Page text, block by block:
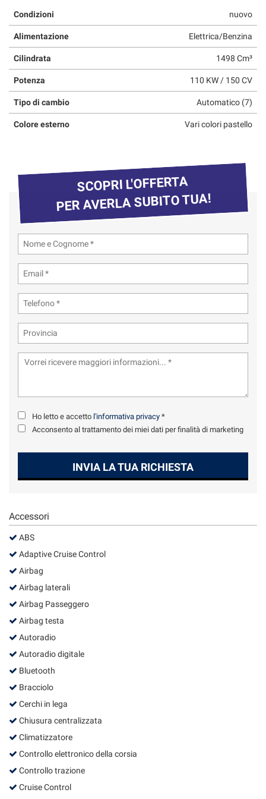
Condizioni nuovo
Alimentazione Elettrica/Benzina
Cilindrata 1498 Cm³
Potenza 110 KW / 150 CV
Tipo di cambio Automatico (7)
Colore esterno Vari colori pastello
SCOPRI L'OFFERTA
PER AVERLA SUBITO TUA!
Ho letto e accetto l'informativa privacy *
Acconsento al trattamento dei miei dati per finalità di marketing
INVIA LA TUA RICHIESTA
Accessori
ABS
Adaptive Cruise Control
Airbag
Airbag laterali
Airbag Passeggero
Airbag testa
Autoradio
Autoradio digitale
Bluetooth
Bracciolo
Cerchi in lega
Chiusura centralizzata
Climatizzatore
Controllo elettronico della corsia
Controllo trazione
Cruise Control
questi
strumenti
di
tracciamento
si
rimanda
alla
cookie
policy.
rivedere
tue
scelte
in
qualsiasi
momento.
Cookie delle preferenze
Cookie analitici
Leggi
policy
Salva
le